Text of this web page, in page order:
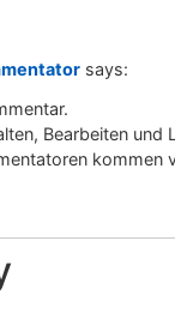
says:
Bearbeiten
kommen